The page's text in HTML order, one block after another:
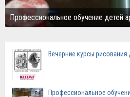
Профессиональное обучение детей
Вечерние курсы рисования
Профессиональное